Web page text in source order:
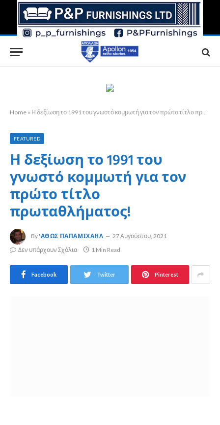
Home » Η δεξίωση το 1991 του γνωστό κομμωτή για τον πρώτο τίτλο πρωταθλήματος!
FEATURED
Η δεξίωση το 1991 του
γνωστό κομμωτή για τον
πρώτο τίτλο
πρωταθλήματος!
By 'ΑΘΩΣ ΠΑΠΑΜΙΧΑΉΛ
27 Αυγούστου, 2021
Δεν υπάρχουν Σχόλια
1 Min Read
Facebook Twitter Pinterest